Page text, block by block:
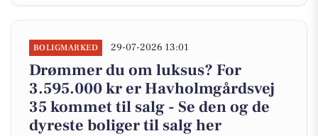
BOLIGMARKED 29-07-2026 13:01
Drømmer du om luksus? For
3.595.000 kr er Havholmgårdsvej
35 kommet til salg - Se den og de
dyreste boliger til salg her